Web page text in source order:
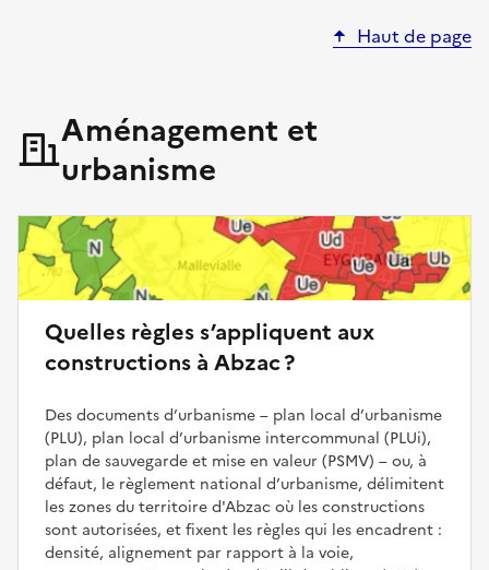
Haut de page
Aménagement et
urbanisme
Quelles règles s’appliquent aux
constructions à Abzac ?
Des documents d’urbanisme – plan local d’urbanisme
(PLU), plan local d’urbanisme intercommunal (PLUi),
plan de sauvegarde et mise en valeur (PSMV) – ou, à
défaut, le règlement national d’urbanisme, délimitent
les zones du territoire d'Abzac où les constructions
sont autorisées, et fixent les règles qui les encadrent :
densité, alignement par rapport à la voie,